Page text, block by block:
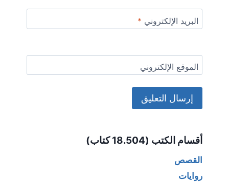
البريد الإلكتروني *
الموقع الإلكتروني
أقسام الكتب (18.504 كتاب)
القصص
روايات